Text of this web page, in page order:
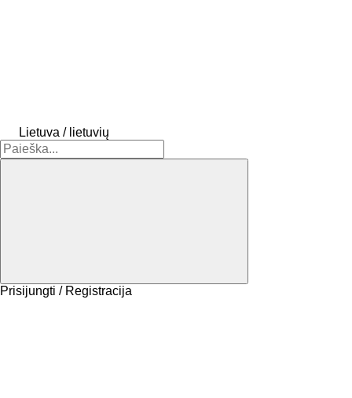
Lietuva / lietuvių
Prisijungti / Registracija